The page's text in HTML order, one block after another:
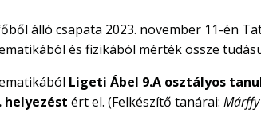
álló csapata 2023. november 11-én
és fizikából mérték össze
Ligeti Ábel 9.A osztályos
helyezést ért el. (Felkészítő tanárai: